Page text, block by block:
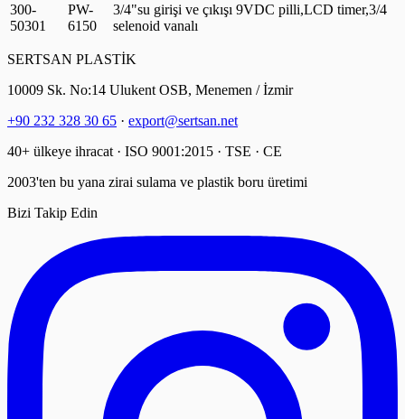
300-
50301
PW-
6150
3/4"su girişi ve çıkışı 9VDC pilli,LCD timer,3/4
selenoid vanalı
SERTSAN PLASTİK
10009 Sk. No:14 Ulukent OSB, Menemen / İzmir
+90 232 328 30 65 · export@sertsan.net
40+ ülkeye ihracat · ISO 9001:2015 · TSE · CE
2003'ten bu yana zirai sulama ve plastik boru üretimi
Bizi Takip Edin